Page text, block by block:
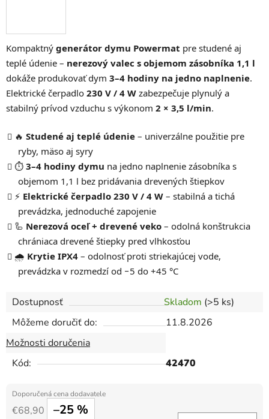
Kompaktný generátor dymu Powermat pre studené aj
teplé údenie – nerezový valec s objemom zásobníka 1,1 l
dokáže produkovať dym 3–4 hodiny na jedno naplnenie.
Elektrické čerpadlo 230 V / 4 W zabezpečuje plynulý a
stabilný prívod vzduchu s výkonom 2 × 3,5 l/min.
🔥 Studené aj teplé údenie – univerzálne použitie pre
ryby, mäso aj syry
⏱️ 3–4 hodiny dymu na jedno naplnenie zásobníka s
objemom 1,1 l bez pridávania drevených štiepkov
⚡ Elektrické čerpadlo 230 V / 4 W – stabilná a tichá
prevádzka, jednoduché zapojenie
🦾 Nerezová oceľ + drevené veko – odolná konštrukcia
chrániaca drevené štiepky pred vlhkosťou
🌧️ Krytie IPX4 – odolnosť proti striekajúcej vode,
prevádzka v rozmedzí od −5 do +45 °C
Dostupnosť Skladom (>5 ks)
Môžeme doručiť do:
11.8.2026
Možnosti doručenia
Kód:
42470
€68,90 –25 %